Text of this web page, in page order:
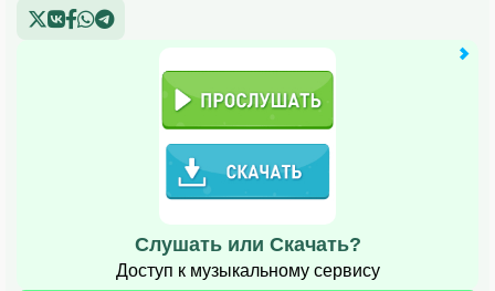
Слушать или Скачать?
Доступ к музыкальному сервису